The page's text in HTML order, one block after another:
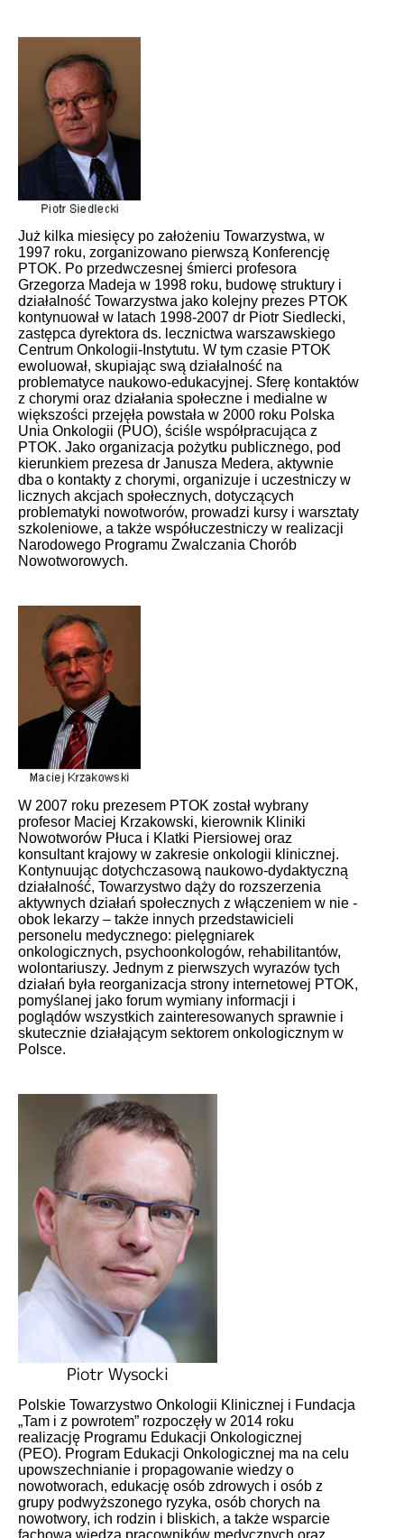
Już kilka miesięcy po założeniu Towarzystwa, w
1997 roku, zorganizowano pierwszą Konferencję
PTOK. Po przedwczesnej śmierci profesora
Grzegorza Madeja w 1998 roku, budowę struktury i
działalność Towarzystwa jako kolejny prezes PTOK
kontynuował w latach 1998-2007 dr Piotr Siedlecki,
zastępca dyrektora ds. lecznictwa warszawskiego
Centrum Onkologii-Instytutu. W tym czasie PTOK
ewoluował, skupiając swą działalność na
problematyce naukowo-edukacyjnej. Sferę kontaktów
z chorymi oraz działania społeczne i medialne w
większości przejęła powstała w 2000 roku Polska
Unia Onkologii (PUO), ściśle współpracująca z
PTOK. Jako organizacja pożytku publicznego, pod
kierunkiem prezesa dr Janusza Medera, aktywnie
dba o kontakty z chorymi, organizuje i uczestniczy w
licznych akcjach społecznych, dotyczących
problematyki nowotworów, prowadzi kursy i warsztaty
szkoleniowe, a także współuczestniczy w realizacji
Narodowego Programu Zwalczania Chorób
Nowotworowych.
W 2007 roku prezesem PTOK został wybrany
profesor Maciej Krzakowski, kierownik Kliniki
Nowotworów Płuca i Klatki Piersiowej oraz
konsultant krajowy w zakresie onkologii klinicznej.
Kontynuując dotychczasową naukowo-dydaktyczną
działalność, Towarzystwo dąży do rozszerzenia
aktywnych działań społecznych z włączeniem w nie -
obok lekarzy – także innych przedstawicieli
personelu medycznego: pielęgniarek
onkologicznych, psychoonkologów, rehabilitantów,
wolontariuszy. Jednym z pierwszych wyrazów tych
działań była reorganizacja strony internetowej PTOK,
pomyślanej jako forum wymiany informacji i
poglądów wszystkich zainteresowanych sprawnie i
skutecznie działającym sektorem onkologicznym w
Polsce.
Polskie Towarzystwo Onkologii Klinicznej i Fundacja
„Tam i z powrotem” rozpoczęły w 2014 roku
realizację Programu Edukacji Onkologicznej
(PEO). Program Edukacji Onkologicznej ma na celu
upowszechnianie i propagowanie wiedzy o
nowotworach, edukację osób zdrowych i osób z
grupy podwyższonego ryzyka, osób chorych na
nowotwory, ich rodzin i bliskich, a także wsparcie
fachową wiedzą pracowników medycznych oraz